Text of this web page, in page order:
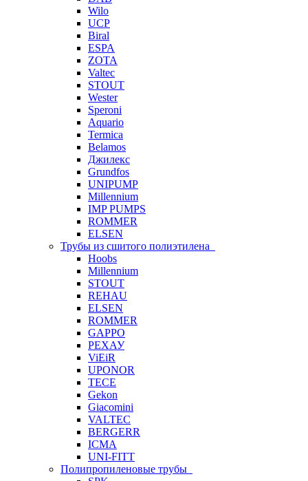
Wilo
UCP
Biral
ESPA
ZOTA
Valtec
STOUT
Wester
Speroni
Aquario
Termica
Belamos
Джилекс
Grundfos
UNIPUMP
Millennium
IMP PUMPS
ROMMER
ELSEN
Трубы из сшитого полиэтилена
Hoobs
Millennium
STOUT
REHAU
ELSEN
ROMMER
GAPPO
РЕХАУ
ViEiR
UPONOR
TECE
Gekon
Giacomini
VALTEC
BERGERR
ICMA
UNI-FITT
Полипропиленовые трубы